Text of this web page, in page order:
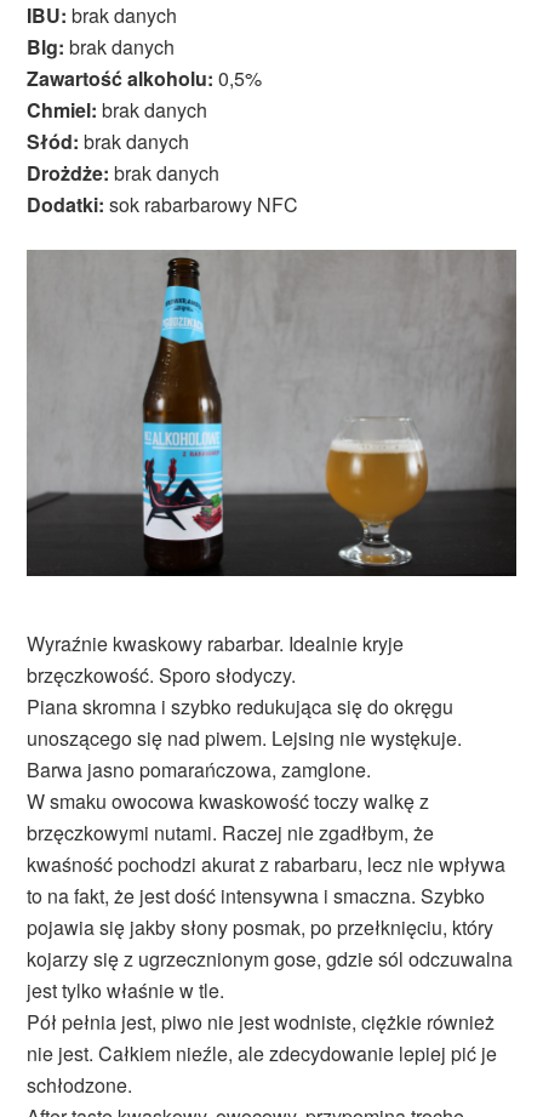
IBU: brak danych
Blg: brak danych
Zawartość alkoholu: 0,5%
Chmiel: brak danych
Słód: brak danych
Drożdże: brak danych
Dodatki: sok rabarbarowy NFC
Wyraźnie kwaskowy rabarbar. Idealnie kryje
brzęczkowość. Sporo słodyczy.
Piana skromna i szybko redukująca się do okręgu
unoszącego się nad piwem. Lejsing nie wystękuje.
Barwa jasno pomarańczowa, zamglone.
W smaku owocowa kwaskowość toczy walkę z
brzęczkowymi nutami. Raczej nie zgadłbym, że
kwaśność pochodzi akurat z rabarbaru, lecz nie wpływa
to na fakt, że jest dość intensywna i smaczna. Szybko
pojawia się jakby słony posmak, po przełknięciu, który
kojarzy się z ugrzecznionym gose, gdzie sól odczuwalna
jest tylko właśnie w tle.
Pół pełnia jest, piwo nie jest wodniste, ciężkie również
nie jest. Całkiem nieźle, ale zdecydowanie lepiej pić je
schłodzone.